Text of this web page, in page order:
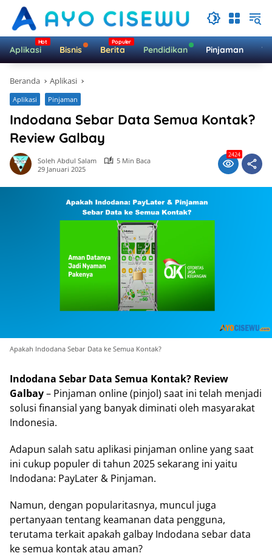
Langsung
konten
Aplikasi Bisnis Berita Pendidikan Pinjaman
Beranda Aplikasi
Aplikasi Pinjaman
Indodana Sebar Data Semua Kontak?
Review Galbay
Soleh Abdul Salam
5 Min Baca
29 Januari 2025
2424
Apakah Indodana Sebar Data ke Semua Kontak?
Indodana Sebar Data Semua Kontak? Review
Galbay– Pinjaman online (pinjol) saat ini telah menjadi
solusi finansial yang banyak diminati oleh masyarakat
Indonesia.
Adapun salah satu aplikasi pinjaman online yang saat
ini cukup populer di tahun 2025 sekarang ini yaitu
Indodana: PayLater & Pinjaman.
Namun, dengan popularitasnya, muncul juga
pertanyaan tentang keamanan data pengguna,
terutama terkait apakah galbay Indodana sebar data
ke semua kontak atau aman?